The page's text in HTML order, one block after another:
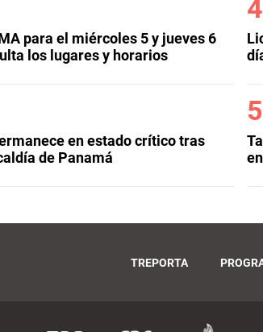
para el miércoles 5 y jueves 6
los lugares y horarios
en estado crítico tras
de Panamá
TREPORTA